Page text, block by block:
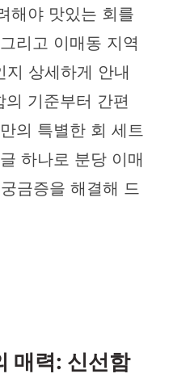
해야 맛있는 회를
리고 이매동 지역
지 상세하게 안내
기준부터 간편
의 특별한 회 세트
하나로 분당 이매
금증을 해결해 드
매력: 신선함